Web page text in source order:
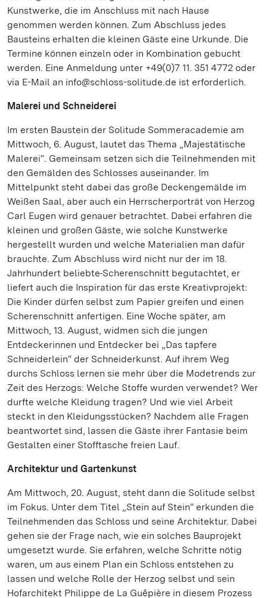
Kunstwerke, die im Anschluss mit nach Hause
genommen werden können. Zum Abschluss jedes
Bausteins erhalten die kleinen Gäste eine Urkunde. Die
Termine können einzeln oder in Kombination gebucht
werden. Eine Anmeldung unter +49(0)7 11. 351 4772 oder
via E-Mail an info@schloss-solitude.de ist erforderlich.
Malerei und Schneiderei
Im ersten Baustein der Solitude Sommeracademie am
Mittwoch, 6. August, lautet das Thema „Majestätische
Malerei“. Gemeinsam setzen sich die Teilnehmenden mit
den Gemälden des Schlosses auseinander. Im
Mittelpunkt steht dabei das große Deckengemälde im
Weißen Saal, aber auch ein Herrscherporträt von Herzog
Carl Eugen wird genauer betrachtet. Dabei erfahren die
kleinen und großen Gäste, wie solche Kunstwerke
hergestellt wurden und welche Materialien man dafür
brauchte. Zum Abschluss wird nicht nur der im 18.
Jahrhundert beliebte Scherenschnitt begutachtet, er
liefert auch die Inspiration für das erste Kreativprojekt:
Die Kinder dürfen selbst zum Papier greifen und einen
Scherenschnitt anfertigen. Eine Woche später, am
Mittwoch, 13. August, widmen sich die jungen
Entdeckerinnen und Entdecker bei „Das tapfere
Schneiderlein“ der Schneiderkunst. Auf ihrem Weg
durchs Schloss lernen sie mehr über die Modetrends zur
Zeit des Herzogs: Welche Stoffe wurden verwendet? Wer
durfte welche Kleidung tragen? Und wie viel Arbeit
steckt in den Kleidungsstücken? Nachdem alle Fragen
beantwortet sind, lassen die Gäste ihrer Fantasie beim
Gestalten einer Stofftasche freien Lauf.
Architektur und Gartenkunst
Am Mittwoch, 20. August, steht dann die Solitude selbst
im Fokus. Unter dem Titel „Stein auf Stein“ erkunden die
Teilnehmenden das Schloss und seine Architektur. Dabei
gehen sie der Frage nach, wie ein solches Bauprojekt
umgesetzt wurde. Sie erfahren, welche Schritte nötig
waren, um aus einem Plan ein Schloss entstehen zu
lassen und welche Rolle der Herzog selbst und sein
Hofarchitekt Philippe de La Guêpière in diesem Prozess